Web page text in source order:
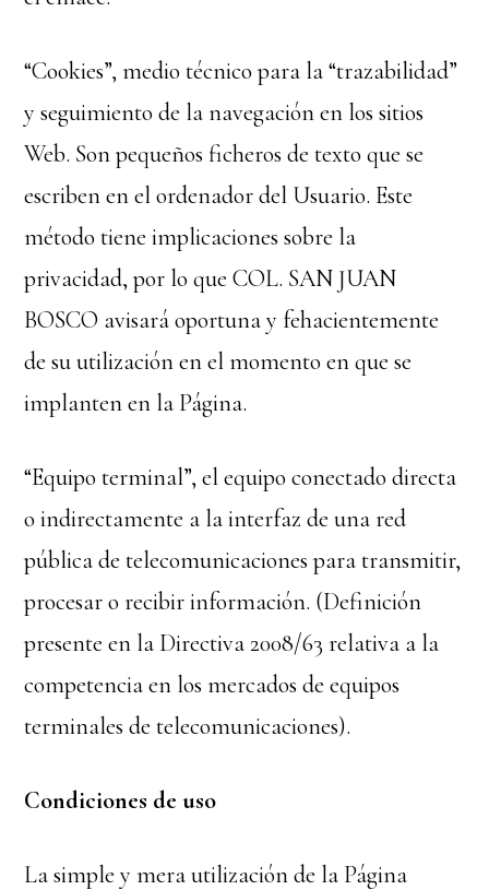
“Cookies”, medio técnico para la “trazabilidad”
y seguimiento de la navegación en los sitios
Web. Son pequeños ficheros de texto que se
escriben en el ordenador del Usuario. Este
método tiene implicaciones sobre la
privacidad, por lo que COL. SAN JUAN
BOSCO avisará oportuna y fehacientemente
de su utilización en el momento en que se
implanten en la Página.
“Equipo terminal”, el equipo conectado directa
o indirectamente a la interfaz de una red
pública de telecomunicaciones para transmitir,
procesar o recibir información. (Definición
presente en la Directiva 2008/63 relativa a la
competencia en los mercados de equipos
terminales de telecomunicaciones).
Condiciones de uso
La simple y mera utilización de la Página